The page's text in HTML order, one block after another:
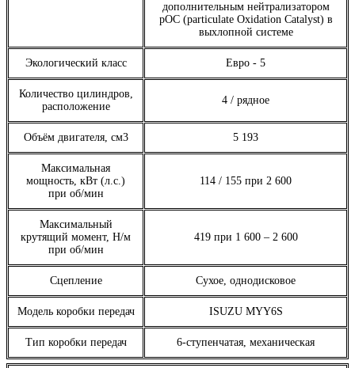
дополнительным нейтрализатором
pOC (particulate Oxidation Catalyst) в
выхлопной системе
Экологический класс Евро - 5
Количество цилиндров,
расположение
4 / рядное
Объём двигателя, см3 5 193
Максимальная
мощность, кВт (л.с.)
при об/мин
114 / 155 при 2 600
Максимальный
крутящий момент, H/м
при об/мин
419 при 1 600 – 2 600
Сцепление Сухое, однодисковое
Модель коробки передач ISUZU MYY6S
Тип коробки передач 6-ступенчатая, механическая